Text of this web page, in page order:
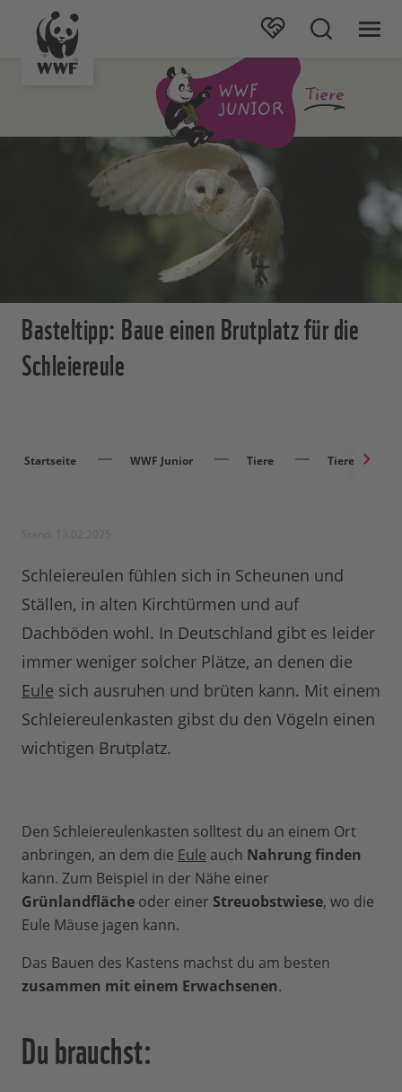
Basteltipp: Baue einen Brutplatz für die
Schleiereule
Startseite WWF Junior Tiere Tieren helfen
Schleiereulen fühlen sich in Scheunen und
Ställen, in alten Kirchtürmen und auf
Dachböden wohl. In Deutschland gibt es leider
immer weniger solcher Plätze, an denen die
Eule sich ausruhen und brüten kann. Mit einem
Schleiereulenkasten gibst du den Vögeln einen
wichtigen Brutplatz.
Den Schleiereulenkasten solltest du an einem Ort
anbringen, an dem die Eule auch Nahrung finden
kann. Zum Beispiel in der Nähe einer
Grünlandfläche oder einer Streuobstwiese, wo die
Eule Mäuse jagen kann.
Das Bauen des Kastens machst du am besten
zusammen mit einem Erwachsenen.
Du brauchst: